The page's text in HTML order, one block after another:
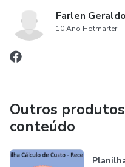
Farlen
10 Ano Hotmarter
Outros
conteúdo